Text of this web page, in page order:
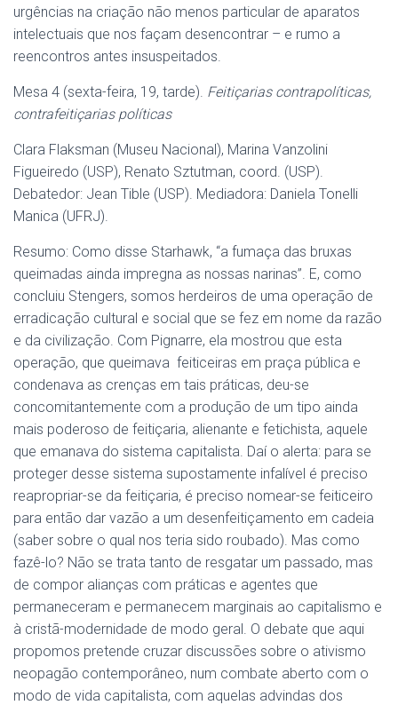
urgências na criação não menos particular de aparatos
intelectuais que nos façam desencontrar – e rumo a
reencontros antes insuspeitados.
Mesa 4 (sexta-feira, 19, tarde). Feitiçarias contrapolíticas,
contrafeitiçarias políticas
Clara Flaksman (Museu Nacional), Marina Vanzolini
Figueiredo (USP), Renato Sztutman, coord. (USP).
Debatedor: Jean Tible (USP). Mediadora: Daniela Tonelli
Manica (UFRJ).
Resumo: Como disse Starhawk, “a fumaça das bruxas
queimadas ainda impregna as nossas narinas”. E, como
concluiu Stengers, somos herdeiros de uma operação de
erradicação cultural e social que se fez em nome da razão
e da civilização. Com Pignarre, ela mostrou que esta
operação, que queimava feiticeiras em praça pública e
condenava as crenças em tais práticas, deu-se
concomitantemente com a produção de um tipo ainda
mais poderoso de feitiçaria, alienante e fetichista, aquele
que emanava do sistema capitalista. Daí o alerta: para se
proteger desse sistema supostamente infalível é preciso
reapropriar-se da feitiçaria, é preciso nomear-se feiticeiro
para então dar vazão a um desenfeitiçamento em cadeia
(saber sobre o qual nos teria sido roubado). Mas como
fazê-lo? Não se trata tanto de resgatar um passado, mas
de compor alianças com práticas e agentes que
permaneceram e permanecem marginais ao capitalismo e
à cristã-modernidade de modo geral. O debate que aqui
propomos pretende cruzar discussões sobre o ativismo
neopagão contemporâneo, num combate aberto com o
modo de vida capitalista, com aquelas advindas dos